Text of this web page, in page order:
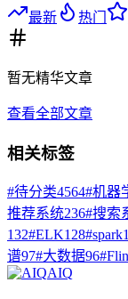
最新
热门
暂无精华文章
查看全部文章
相关标签
#待分类4564#机器
推荐系统236#搜索
132#ELK128#spark
谱97#大数据96#
AIQ